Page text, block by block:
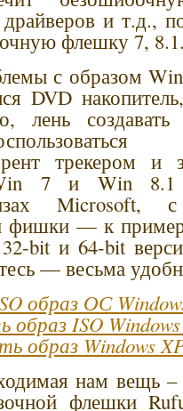
и т.д.,
флешку 7,
с образом
DVD
лень
трекером и
7 и Win 8.1
Microsoft, с
фишки — к
bit и 64-bit
— весьма
образ ОС
образ ISO
образ Windows XP
нам вещь
флешки